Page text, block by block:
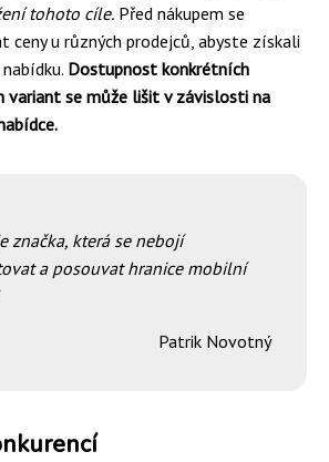
tohoto cíle. Před nákupem se
ceny u různých prodejců, abyste získali
Dostupnost konkrétních
variant se může lišit v závislosti na
značka, která se nebojí
a posouvat hranice mobilní
Patrik Novotný